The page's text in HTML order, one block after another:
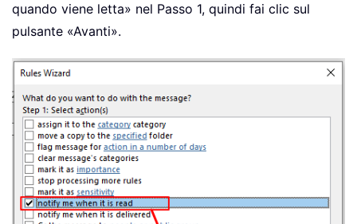
quando viene letta» nel Passo 1, quindi fai clic sul
pulsante «Avanti».